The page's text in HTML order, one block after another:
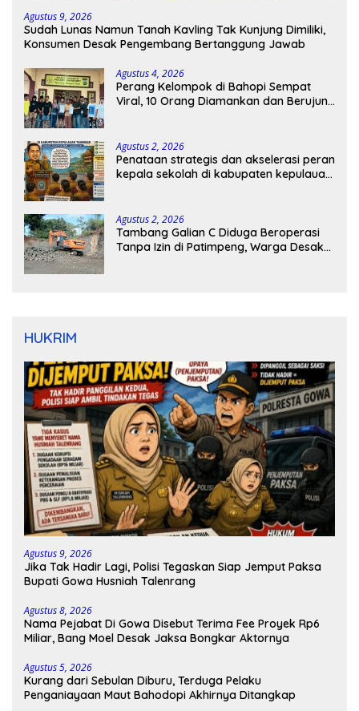
Agustus 9, 2026
Sudah Lunas Namun Tanah Kavling Tak Kunjung Dimiliki,
Konsumen Desak Pengembang Bertanggung Jawab
Agustus 4, 2026
Perang Kelompok di Bahopi Sempat
Viral, 10 Orang Diamankan dan Berujung
Agustus 2, 2026
Penataan strategis dan akselerasi peran
kepala sekolah di kabupaten kepulauan
Agustus 2, 2026
Tambang Galian C Diduga Beroperasi
Tanpa Izin di Patimpeng, Warga Desak
HUKRIM
Agustus 9, 2026
Jika Tak Hadir Lagi, Polisi Tegaskan Siap Jemput Paksa
Bupati Gowa Husniah Talenrang
Agustus 8, 2026
Nama Pejabat Di Gowa Disebut Terima Fee Proyek Rp6
Miliar, Bang Moel Desak Jaksa Bongkar Aktornya
Agustus 5, 2026
Kurang dari Sebulan Diburu, Terduga Pelaku
Penganiayaan Maut Bahodopi Akhirnya Ditangkap